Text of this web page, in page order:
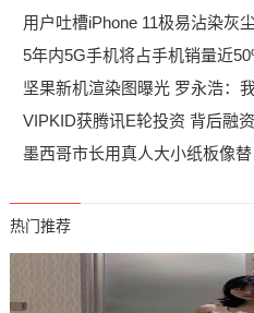
用户吐槽iPhone 11极易沾染灰尘
5年内5G手机将占手机销量近
坚果新机渲染图曝光 罗永浩：
VIPKID获腾讯E轮投资 背后融
墨西哥市长用真人大小纸板像
热门推荐